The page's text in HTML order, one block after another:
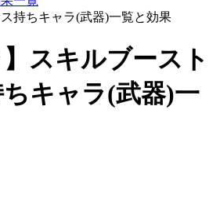
持ちキャラ(武器)一覧と効果
】スキルブースト
キャラ(武器)一